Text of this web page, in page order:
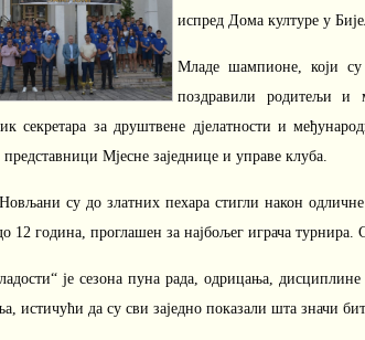
испред Дома културе у
Младе шампионе, који су
поздравили родитељи и
секретара за друштвене дјелатности и
Мјесне заједнице и управе клуба.
су до златних пехара стигли након
12 година, проглашен за најбољег играча
је сезона пуна рада, одрицања,
истичући да су сви заједно показали шта значи